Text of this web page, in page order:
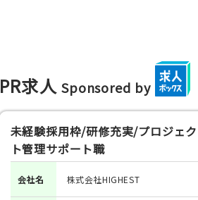
PR求人 Sponsored by
未経験採用枠/研修充実/プロジェク
ト管理サポート職
会社名 株式会社HIGHEST